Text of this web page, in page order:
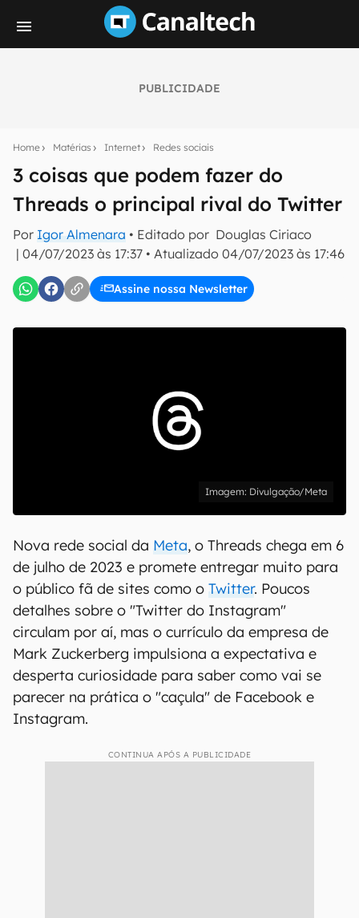
PUBLICIDADE
Home Matérias Internet Redes sociais
3 coisas que podem fazer do
Threads o principal rival do Twitter
Por Igor Almenara • Editado por Douglas Ciriaco
| 04/07/2023 às 17:37 • Atualizado 04/07/2023 às 17:46
Assine nossa Newsletter
notícias e reviews sobre tecnologia em primeira
mão.
E-mail
Divulgação/Meta
Nova rede social da Meta, o Threads chega em 6
de julho de 2023 e promete entregar muito para
o público fã de sites como o Twitter. Poucos
detalhes sobre o "Twitter do Instagram"
circulam por aí, mas o currículo da empresa de
Mark Zuckerberg impulsiona a expectativa e
desperta curiosidade para saber como vai se
parecer na prática o "caçula" de Facebook e
Instagram.
CONTINUA APÓS A PUBLICIDADE